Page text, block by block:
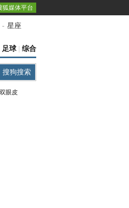
狐媒体平台
- 星座
足球 综合
眼皮